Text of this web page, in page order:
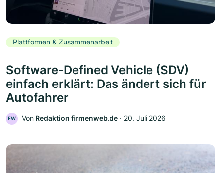
Plattformen & Zusammenarbeit
Software-Defined Vehicle (SDV)
einfach erklärt: Das ändert sich für
Autofahrer
FW Von Redaktion firmenweb.de ‧ 20. Juli 2026